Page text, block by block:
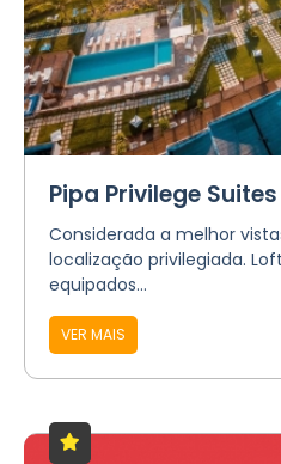
Pipa Privilege Suites
Considerada a melhor
localização privilegiada.
equipados...
VER MAIS